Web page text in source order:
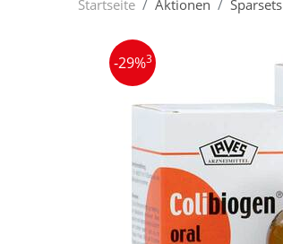
Startseite Aktionen Sparsets
-29%3